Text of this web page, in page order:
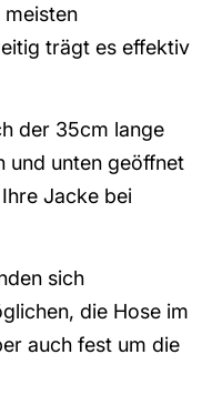
meisten
trägt es effektiv
der 35cm lange
und unten geöffnet
Jacke bei
sich
die Hose im
auch fest um die